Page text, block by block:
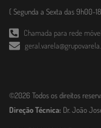
( Segunda a Sexta das 9h00-
Chamada para rede
©2026 Todos os direitos
Direção Técnica: Dr. João